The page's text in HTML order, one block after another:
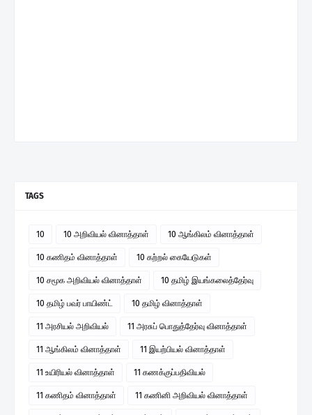
TAGS
10 10 அறிவியல் வினாத்தாள் 10 ஆங்கிலம் வினாத்தாள்
10 கணிதம் வினாத்தாள் 10 கற்றல் கையேடுகள்
10 சமூக அறிவியல் வினாத்தாள் 10 தமிழ் இயங்கலைத்தேர்வு
10 தமிழ் பவர் பாயிண்ட் 10 தமிழ் வினாத்தாள்
11 அரசியல் அறிவியல் 11 அரசுப் பொதுத்தேர்வு வினாத்தாள்
11 ஆங்கிலம் வினாத்தாள் 11 இயற்பியல் வினாத்தாள்
11 உயிரியல் வினாத்தாள் 11 கணக்குப்பதிவியல்
11 கணிதம் வினாத்தாள் 11 கணினி அறிவியல் வினாத்தாள்